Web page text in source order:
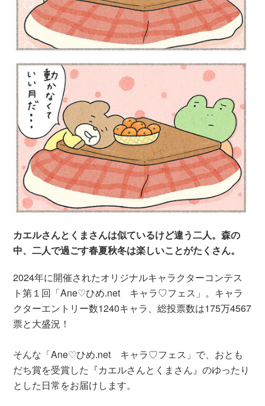
カエルさんとくまさんは似ているけど違う二人。森の
中、二人で過ごす春夏秋冬は楽しいことがたくさん。
2024年に開催されたオリジナルキャラクターコンテス
ト第１回「Ane♡ひめ.net キャラ♡フェス」。キャラ
クターエントリー数1240キャラ、総投票数は175万4567
票と大盛況！
そんな「Ane♡ひめ.net キャラ♡フェス」で、おとも
だち賞を受賞した『カエルさんとくまさん』のゆったり
とした日常をお届けします。